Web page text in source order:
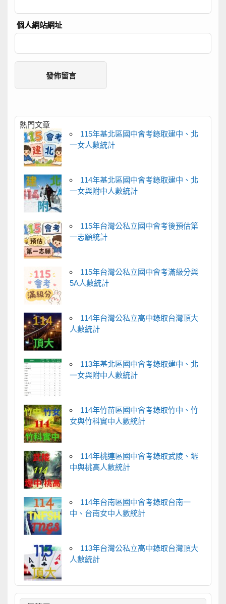
個人網站網址
熱門文章
115年基北區國中會考錄取建中、北
一女人數統計
114年基北區國中會考錄取建中、北
一女與附中人數統計
115年台灣公私立國中會考後預估第
一志願統計
115年台灣公私立國中會考滿級分與
5A人數統計
114年台灣公私立高中錄取台灣頂大
人數統計
113年基北區國中會考錄取建中、北
一女與附中人數統計
114年竹苗區國中會考錄取竹中、竹
女與竹科實中人數統計
114年桃連區國中會考錄取武陵、壢
中與桃高人數統計
114年台南區國中會考錄取台南一
中、台南女中人數統計
113年台灣公私立高中錄取台灣頂大
人數統計